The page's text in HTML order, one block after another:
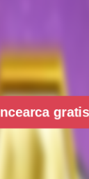
Incearca gratis